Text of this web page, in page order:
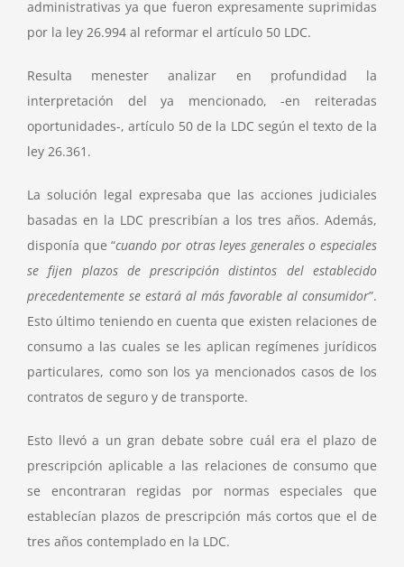
administrativas ya que fueron expresamente suprimidas
por la ley 26.994 al reformar el artículo 50 LDC.
Resulta menester analizar en profundidad la
interpretación del ya mencionado, -en reiteradas
oportunidades-, artículo 50 de la LDC según el texto de la
ley 26.361.
La solución legal expresaba que las acciones judiciales
basadas en la LDC prescribían a los tres años. Además,
disponía que “cuando por otras leyes generales o especiales
se fijen plazos de prescripción distintos del establecido
precedentemente se estará al más favorable al consumidor”.
Esto último teniendo en cuenta que existen relaciones de
consumo a las cuales se les aplican regímenes jurídicos
particulares, como son los ya mencionados casos de los
contratos de seguro y de transporte.
Esto llevó a un gran debate sobre cuál era el plazo de
prescripción aplicable a las relaciones de consumo que
se encontraran regidas por normas especiales que
establecían plazos de prescripción más cortos que el de
tres años contemplado en la LDC.